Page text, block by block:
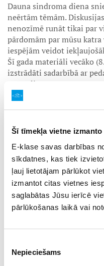
Šī tīmekļa vietne
E-klase savas darbības
sīkdatnes, kas tiek
ļauj lietotājam pārlūkot
izmantot citas vietnes
saglabātas Jūsu ierīcē
pārlūkošanas laikā vai
izvēle
Nepieciešams
Dauna sindroma diena
neērtām tēmām.
nenozīmē runāt tikai par
pārdomām par mūsu
iespējām veidot
Šī gada materiāli vecāko
izstrādāti sadarbībā ar
Sprīvuli.
2024. gada materiāli
2022. gada materiāli
“Ir jābeidz izlikties, ka
atšķirīgo nozīmē spert
ir vieta. Šis ceļš nav
noiet. Atšķirīgas zeķes ir
no kā ilgstoši esam
dažādības jautājumus un
Arī šogad Dauna